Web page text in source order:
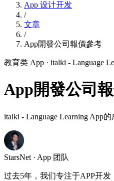
App 设计开发
/
文章
/
App開發公司報價參考
教育类 App · italki - Language
App開發公司
italki - Language Learning App
StarsNet · App 团队
过去5年，我们专注于APP开